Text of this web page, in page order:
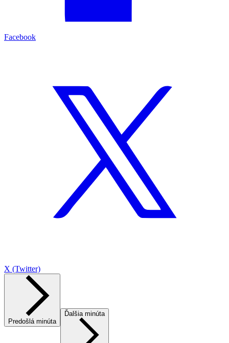
Facebook
X (Twitter)
Predošlá minúta
Ďalšia minúta